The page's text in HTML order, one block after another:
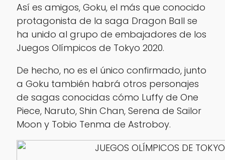
Así es amigos, Goku, el más que conocido
protagonista de la saga Dragon Ball se
ha unido al grupo de embajadores de los
Juegos Olímpicos de Tokyo 2020.
De hecho, no es el único confirmado, junto
a Goku también habrá otros personajes
de sagas conocidas cómo Luffy de One
Piece, Naruto, Shin Chan, Serena de Sailor
Moon y Tobio Tenma de Astroboy.